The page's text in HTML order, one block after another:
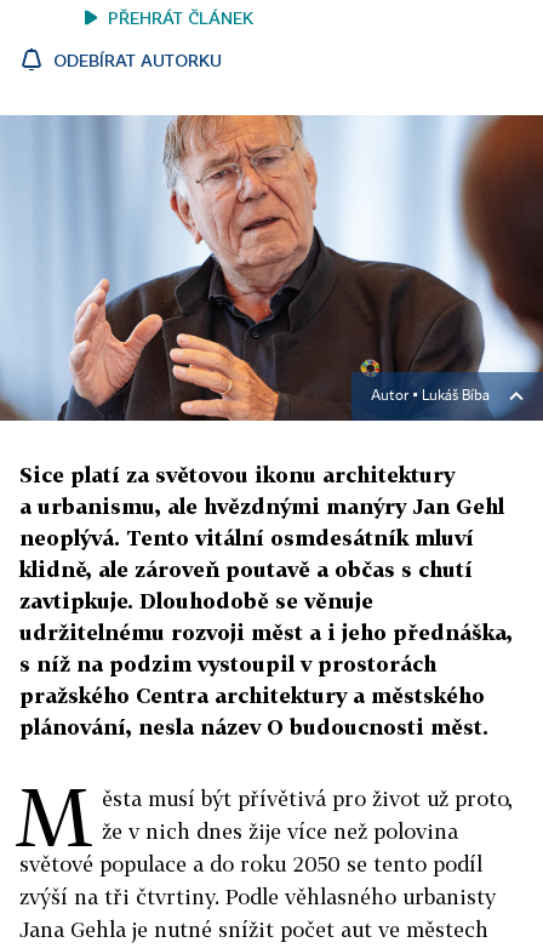
PŘEHRÁT ČLÁNEK
ODEBÍRAT AUTORKU
Autor ▪ Lukáš Bíba
Sice platí za světovou ikonu architektury
a urbanismu, ale hvězdnými manýry Jan Gehl
neoplývá. Tento vitální osmdesátník mluví
klidně, ale zároveň poutavě a občas s chutí
zavtipkuje. Dlouhodobě se věnuje
udržitelnému rozvoji měst a i jeho přednáška,
s níž na podzim vystoupil v prostorách
pražského Centra architektury a městského
plánování, nesla název O budoucnosti měst.
M ěsta musí být přívětivá pro život už proto,
že v nich dnes žije více než polovina
světové populace a do roku 2050 se tento podíl
zvýší na tři čtvrtiny. Podle věhlasného urbanisty
Jana Gehla je nutné snížit počet aut ve městech